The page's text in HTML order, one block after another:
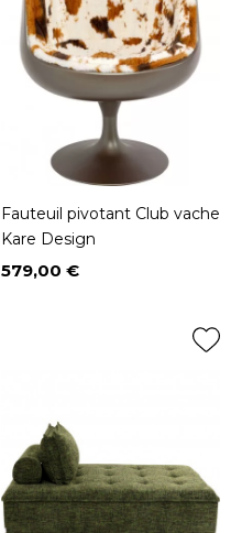
Fauteuil pivotant Club vache
Kare Design
Prix
579,00 €